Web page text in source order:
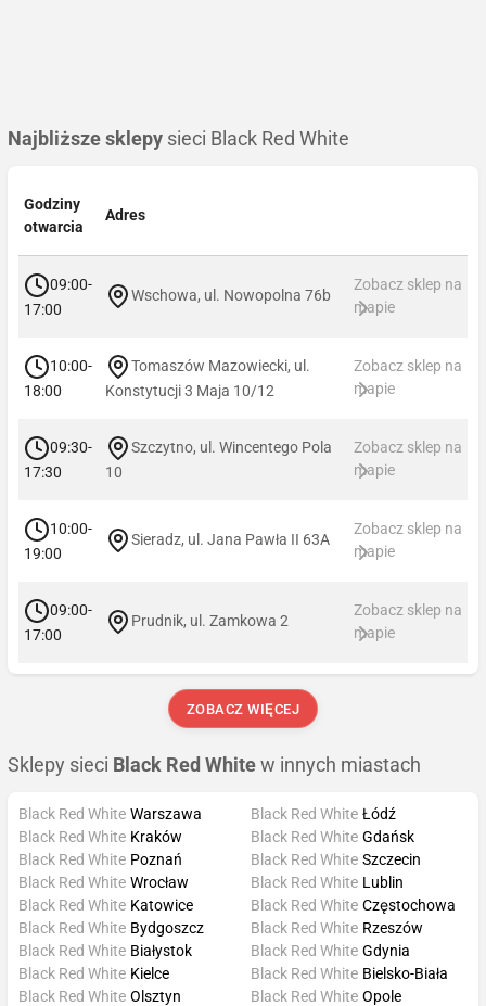
Najbliższe sklepy sieci Black Red White
Godziny
otwarcia
Adres
09:00-
17:00
Wschowa, ul. Nowopolna 76b
Zobacz sklep na
mapie
10:00-
18:00
Tomaszów Mazowiecki, ul.
Konstytucji 3 Maja 10/12
Zobacz sklep na
mapie
09:30-
17:30
Szczytno, ul. Wincentego Pola
10
Zobacz sklep na
mapie
10:00-
19:00
Sieradz, ul. Jana Pawła II 63A
Zobacz sklep na
mapie
09:00-
17:00
Prudnik, ul. Zamkowa 2
Zobacz sklep na
mapie
ZOBACZ WIĘCEJ
Sklepy sieci Black Red White w innych miastach
Black Red White Warszawa
Black Red White Kraków
Black Red White Poznań
Black Red White Wrocław
Black Red White Łódź
Black Red White Gdańsk
Black Red White Szczecin
Black Red White Lublin
Black Red White Katowice
Black Red White Bydgoszcz
Black Red White Białystok
Black Red White Kielce
Black Red White Częstochowa
Black Red White Rzeszów
Black Red White Gdynia
Black Red White Bielsko-Biała
Black Red White Olsztyn
Black Red White Opole